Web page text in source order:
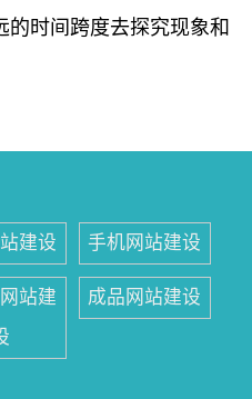
的时间跨度去探究现象和
建设 手机网站建设
站建
成品网站建设